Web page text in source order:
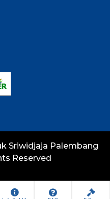
Sriwidjaja Palembang
Reserved